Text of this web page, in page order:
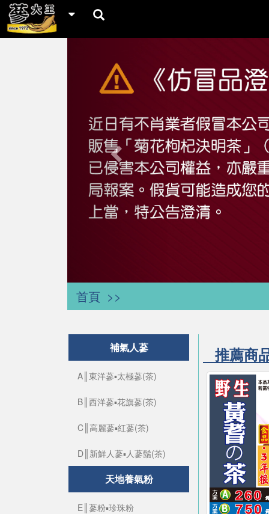
首頁
推薦商
補氣人蔘
A║東洋蔘▪太極蔘(茶)
B║西洋蔘▪花旗蔘(茶)
C║高麗蔘▪紅蔘(茶)
D║新鮮人蔘▪人蔘鬚(茶)
天地養氣粉
E║蔘粉▪珍珠粉